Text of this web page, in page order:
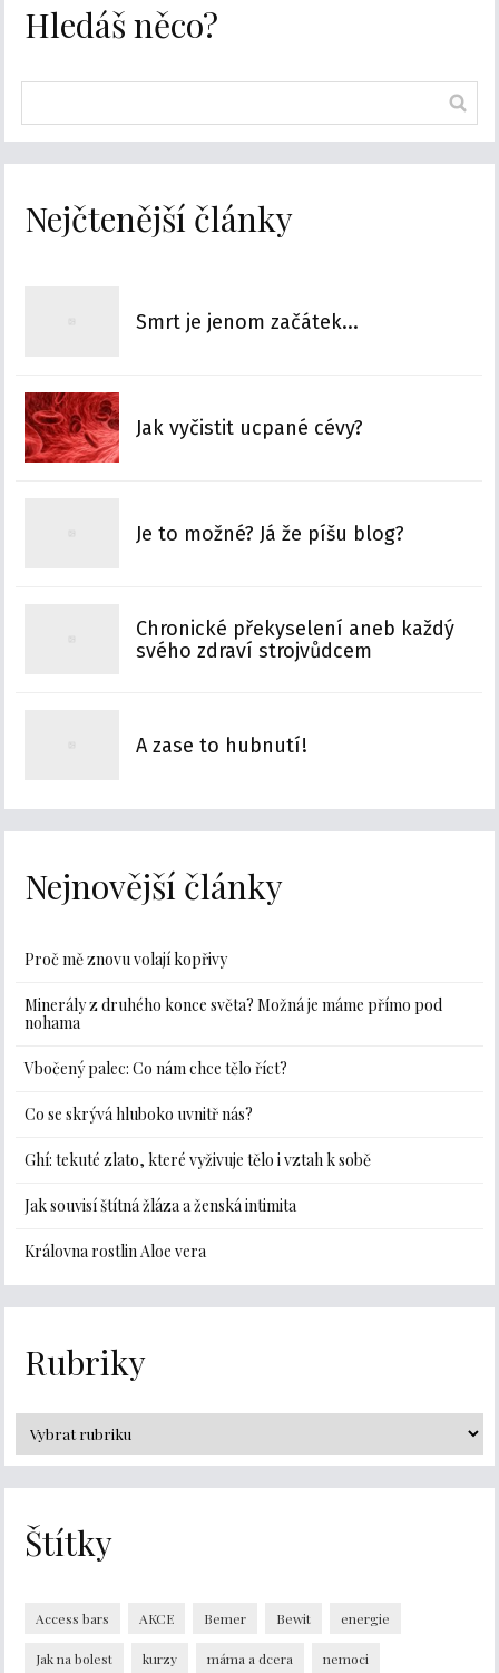
Hledáš něco?
Nejčtenější články
Smrt je jenom začátek...
Jak vyčistit ucpané cévy?
Je to možné? Já že píšu blog?
Chronické překyselení aneb každý
svého zdraví strojvůdcem
A zase to hubnutí!
Nejnovější články
Proč mě znovu volají kopřivy
Minerály z druhého konce světa? Možná je máme přímo pod
nohama
Vbočený palec: Co nám chce tělo říct?
Co se skrývá hluboko uvnitř nás?
Ghí: tekuté zlato, které vyživuje tělo i vztah k sobě
Jak souvisí štítná žláza a ženská intimita
Královna rostlin Aloe vera
Rubriky
Štítky
Access bars AKCE Bemer Bewit energie
Jak na bolest kurzy máma a dcera nemoci